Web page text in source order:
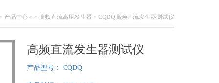
> 产品中心 > > 高频直流高压发生器 > CQDQ高频直流发生器测试仪
高频直流发生器测试仪
产品型号： CQDQ